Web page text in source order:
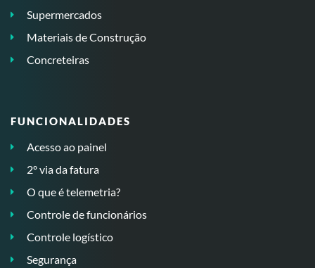
Supermercados
Materiais de Construção
Concreteiras
FUNCIONALIDADES
Acesso ao painel
2º via da fatura
O que é telemetria?
Controle de funcionários
Controle logístico
Segurança